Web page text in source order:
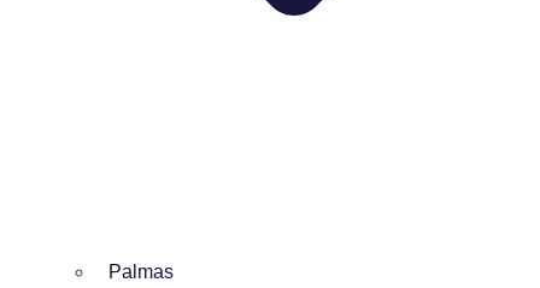
Palmas